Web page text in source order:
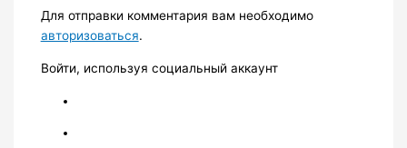
Для отправки комментария вам необходимо
авторизоваться.
Войти, используя социальный аккаунт